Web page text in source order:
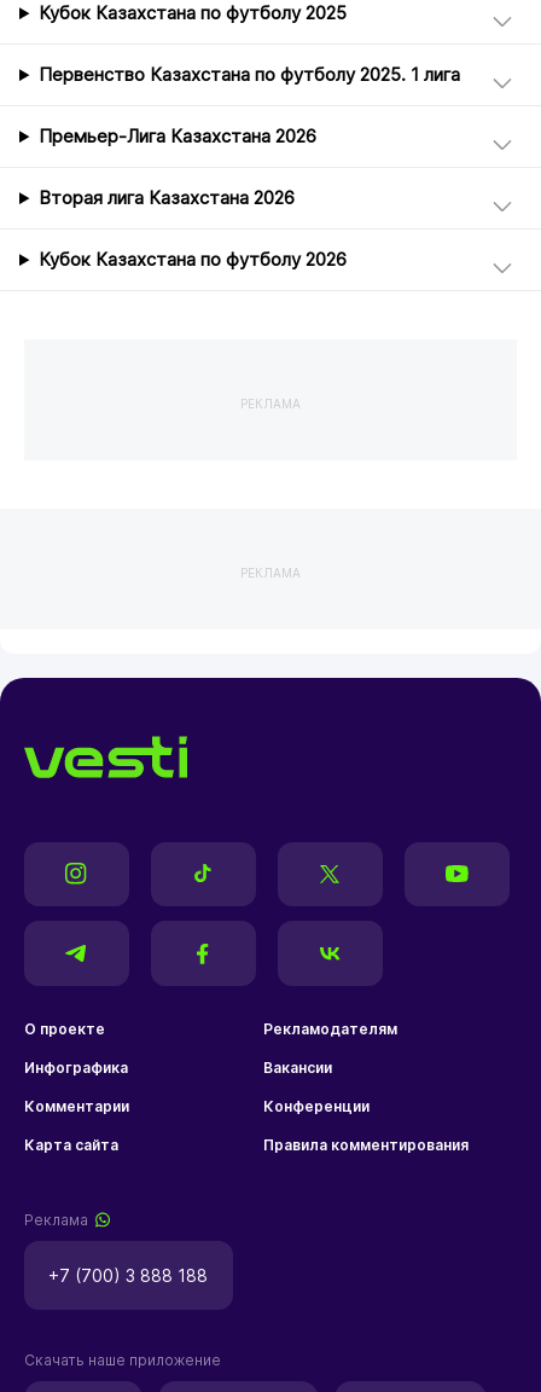
Кубок Казахстана по футболу 2025
Первенство Казахстана по футболу 2025. 1 лига
Премьер-Лига Казахстана 2026
Вторая лига Казахстана 2026
Кубок Казахстана по футболу 2026
РЕКЛАМА
РЕКЛАМА
О проекте Рекламодателям
Инфографика Вакансии
Комментарии Конференции
Карта сайта Правила комментирования
Реклама
+7 (700) 3 888 188
Скачать наше приложение